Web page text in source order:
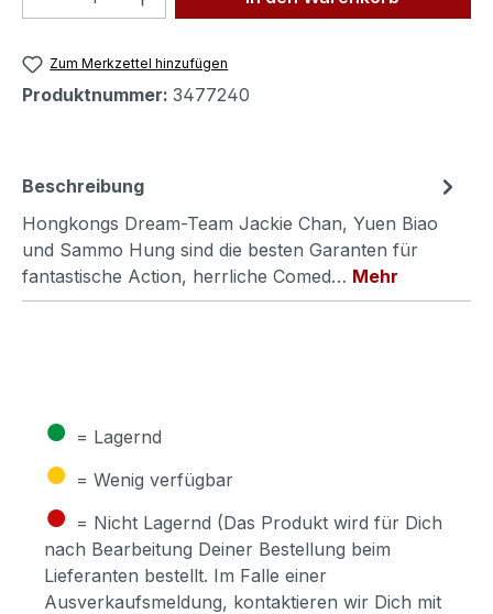
Zum Merkzettel hinzufügen
Produktnummer: 3477240
Beschreibung
Hongkongs Dream-Team Jackie Chan, Yuen Biao
und Sammo Hung sind die besten Garanten für
fantastische Action, herrliche Comed… Mehr
● = Lagernd
● = Wenig verfügbar
● = Nicht Lagernd (Das Produkt wird für Dich
nach Bearbeitung Deiner Bestellung beim
Lieferanten bestellt. Im Falle einer
Ausverkaufsmeldung, kontaktieren wir Dich mit